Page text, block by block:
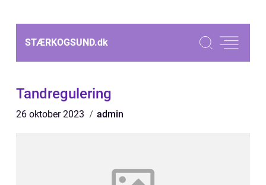
STÆRKOGSUND.dk
Tandregulering
26 oktober 2023 admin